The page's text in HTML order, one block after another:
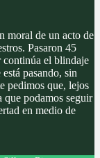
moral de un acto de
Pasaron 45
continúa el blindaje
pasando, sin
pedimos que, lejos
que podamos seguir
en medio de